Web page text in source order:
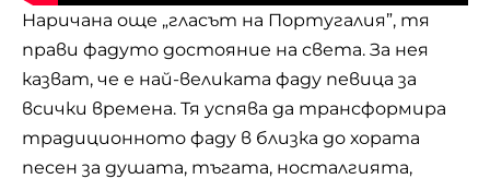
Наричана още „гласът на Португалия”, тя
прави фадуто достояние на света. За нея
казват, че е най-великата фаду певица за
всички времена. Тя успява да трансформира
традиционното фаду в близка до хората
песен за душата, тъгата, носталгията,